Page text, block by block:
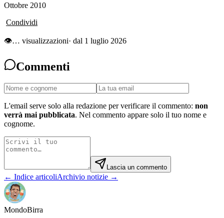
Ottobre 2010
Condividi
👁… visualizzazioni· dal 1 luglio 2026
Commenti
L'email serve solo alla redazione per verificare il commento: non
verrà mai pubblicata. Nel commento appare solo il tuo nome e
cognome.
Lascia un commento
← Indice articoliArchivio notizie →
MondoBirra